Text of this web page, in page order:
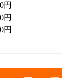
円
円
円